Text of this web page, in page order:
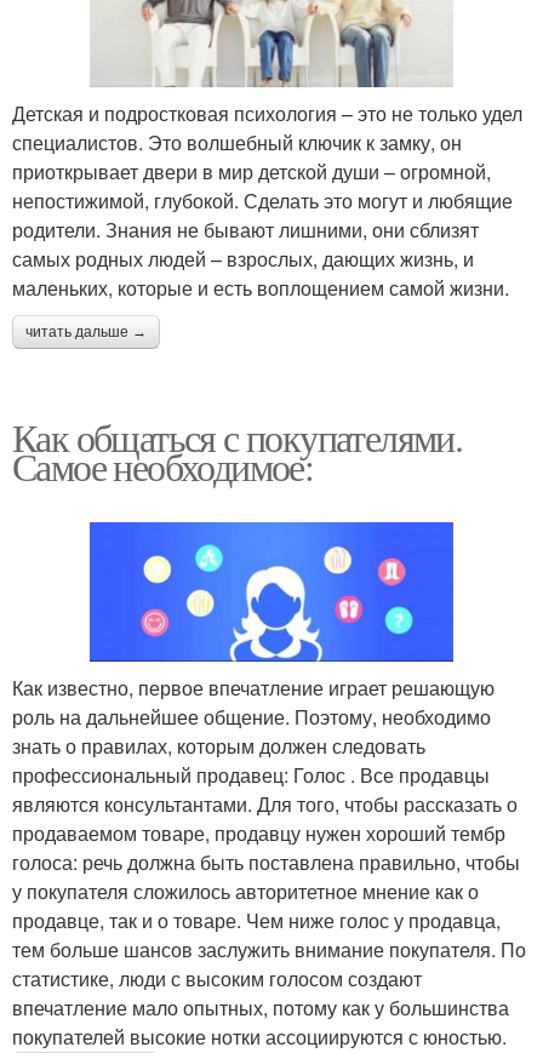
Детская и подростковая психология – это не только удел
специалистов. Это волшебный ключик к замку, он
приоткрывает двери в мир детской души – огромной,
непостижимой, глубокой. Сделать это могут и любящие
родители. Знания не бывают лишними, они сблизят
самых родных людей – взрослых, дающих жизнь, и
маленьких, которые и есть воплощением самой жизни.
читать дальше →
Как общаться с покупателями.
Самое необходимое:
Как известно, первое впечатление играет решающую
роль на дальнейшее общение. Поэтому, необходимо
знать о правилах, которым должен следовать
профессиональный продавец: Голос . Все продавцы
являются консультантами. Для того, чтобы рассказать о
продаваемом товаре, продавцу нужен хороший тембр
голоса: речь должна быть поставлена правильно, чтобы
у покупателя сложилось авторитетное мнение как о
продавце, так и о товаре. Чем ниже голос у продавца,
тем больше шансов заслужить внимание покупателя. По
статистике, люди с высоким голосом создают
впечатление мало опытных, потому как у большинства
покупателей высокие нотки ассоциируются с юностью.